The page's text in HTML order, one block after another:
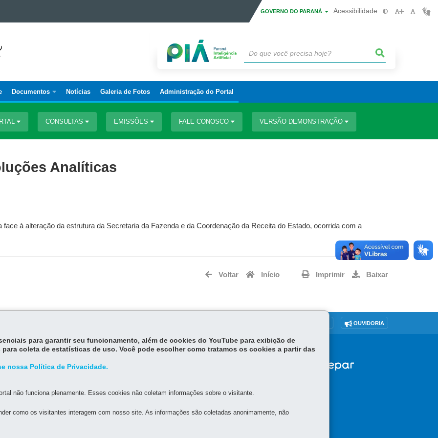
GOVERNO DO PARANÁ Acessibilidade
Documentos Notícias Galeria de Fotos Administração do Portal
CONSULTAS EMISSÕES FALE CONOSCO VERSÃO DEMONSTRAÇÃO
Analíticas
à alteração da estrutura da Secretaria da Fazenda e da Coordenação da Receita do Estado, ocorrida com a
Voltar Início Imprimir Baixar
OUVIDORIA
DO PARANÁ - REPR
Centro
para garantir seu funcionamento, além de cookies do YouTube para exibição de
coleta de estatísticas de uso. Você pode escolher como tratamos os cookies a partir das
nossa Política de Privacidade.
não funciona plenamente. Esses cookies não coletam informações sobre o visitante.
como os visitantes interagem com nosso site. As informações são coletadas anonimamente, não